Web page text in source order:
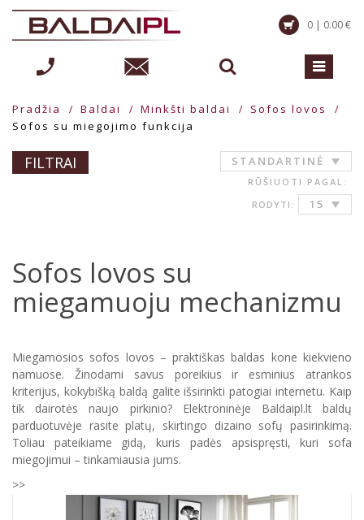
0 | 0.00 €
Pradžia Baldai Minkšti baldai
Sofos lovos
Sofos su miegojimo funkcija
FILTRAI STANDARTINĖ
RŪŠIUOTI PAGAL:
15
RODYTI:
Sofos lovos su
miegamuoju mechanizmu
Miegamosios sofos lovos – praktiškas baldas kone kiekvieno
namuose. Žinodami savus poreikius ir esminius atrankos
kriterijus, kokybišką baldą galite išsirinkti patogiai internetu. Kaip
tik dairotės naujo pirkinio? Elektroninėje Baldaipl.lt baldų
parduotuvėje rasite platų, skirtingo dizaino sofų pasirinkimą.
Toliau pateikiame gidą, kuris padės apsispręsti, kuri sofa
miegojimui – tinkamiausia jums.
>>